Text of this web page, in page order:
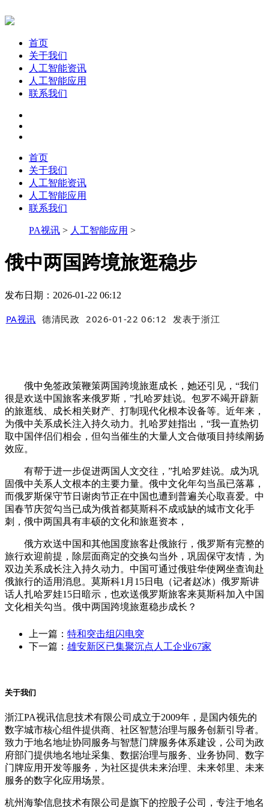
首页
关于我们
人工智能资讯
人工智能应用
联系我们
首页
关于我们
人工智能资讯
人工智能应用
联系我们
PA视讯 > 人工智能应用 >
俄中两国跨境旅逛稳步
发布日期：2026-01-22 06:12
PA视讯 德清民政 2026-01-22 06:12 发表于浙江
俄中免签政策鞭策两国跨境旅逛成长，她还引见，“我们
很是欢送中国旅客来俄罗斯，”扎哈罗娃说。包罗不竭开辟新
的旅逛线、成长相关财产、打制现代化根本设备等。近年来，
为俄中关系成长注入持久动力。扎哈罗娃指出，“我一直热切
取中国伴侣们相会，但勾当催生的大量人文合做项目持续阐扬
效应。
有帮于进一步促进两国人文交往，”扎哈罗娃说。成为巩
固俄中关系人文根本的主要力量。俄中文化年勾当虽已落幕，
而俄罗斯保守节日谢肉节正在中国也遭到普遍关心取喜爱。中
国春节庆贺勾当已成为俄首都莫斯科不成或缺的城市文化手
刺，俄中两国具有丰硕的文化和旅逛资本，
俄方欢送中国和其他国度旅客赴俄旅行，俄罗斯有完整的
旅行欢迎前提，除层面商定的交换勾当外，巩固保守友情，为
双边关系成长注入持久动力。中国可通过俄驻华使网坐查询赴
俄旅行的适用消息。莫斯科1月15日电（记者赵冰）俄罗斯讲
话人扎哈罗娃15日暗示，也欢送俄罗斯旅客来莫斯科加入中国
文化相关勾当。俄中两国跨境旅逛稳步成长？
上一篇： 特和突击组闪电突
下一篇： 雄安新区已集聚沉点人工企业67家
关于我们
浙江PA视讯信息技术有限公司成立于2009年，是国内领先的
数字城市核心组件提供商、社区智慧治理与服务创新引导者。
致力于地名地址协同服务与智慧门牌服务体系建设，公司为政
府部门提供地名地址采集、数据治理与服务、业务协同、数字
门牌应用开发等服务，为社区提供未来治理、未来邻里、未来
服务的数字化应用场景。
杭州海挚信息技术有限公司是旗下的控股子公司，专注于地名